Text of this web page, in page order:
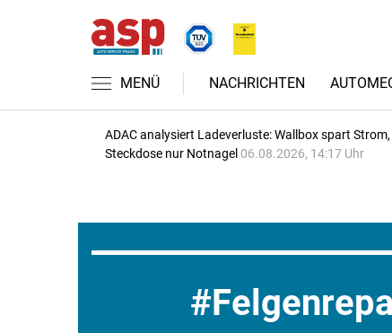
MENÜ NACHRICHTEN
ADAC analysiert Ladeverluste: Wallbox spart Strom,
Steckdose nur Notnagel 06.08.2026, 14:17 Uhr